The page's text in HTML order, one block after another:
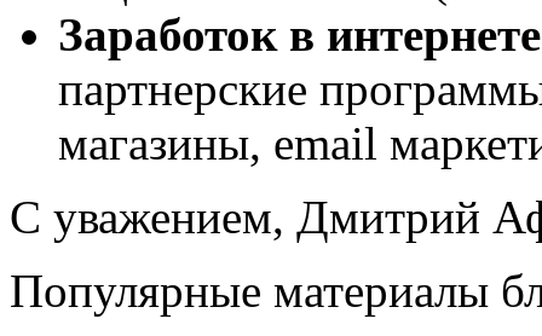
Заработок в интернете
партнерские
магазины, email
С уважением, Дмитрий
Популярные материалы